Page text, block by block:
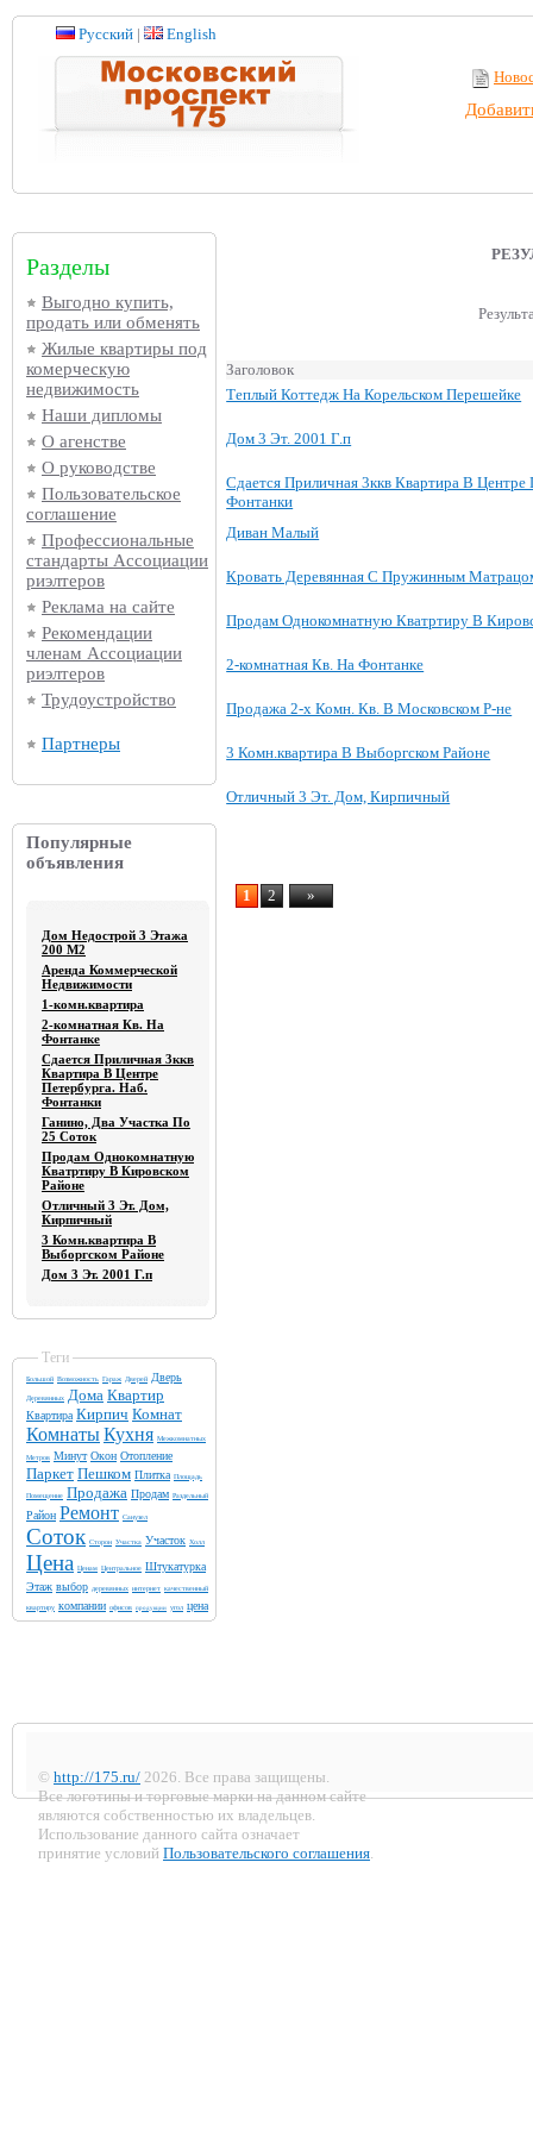
Русский | English
Разделы
Выгодно купить,
продать или обменять
Жилые квартиры под
комерческую
недвижимость
Наши дипломы
О агенстве
О руководстве
Пользовательское
соглашение
Профессиональные
стандарты Ассоциации
риэлтеров
Реклама на сайте
Рекомендации
членам Ассоциации
риэлтеров
Трудоустройство
Партнеры
Популярные
объявления
Дом Недострой 3 Этажа
200 М2
Аренда Коммерческой
Недвижимости
1-комн.квартира
2-комнатная Кв. На
Фонтанке
Сдается Приличная 3ккв
Квартира В Центре
Петербурга. Наб.
Фонтанки
Ганино, Два Участка По
25 Соток
Продам Однокомнатную
Кватртиру В Кировском
Районе
Отличный 3 Эт. Дом,
Кирпичный
3 Комн.квартира В
Выборгском Районе
Дом 3 Эт. 2001 Г.п
Теги
Большой Возможность Гараж Дверей Дверь
Деревянных Дома Квартир
Квартира Кирпич Комнат
КомнатыКухня Межкомнатных
Метров Минут Окон Отопление
Паркет Пешком Плитка Площадь
Помещение Продажа Продам Раздельный
Район Ремонт Санузел
Соток Сторон Участка Участок Холл
Цена Ценам Центральное Штукатурка
Этаж выбор деревянных интернет качественный
квартиру компании офисов продукции угол цена
Заголовок
Теплый Коттедж На Корельском Перешейке
Дом 3 Эт. 2001 Г.п
Сдается Приличная 3ккв Квартира В Центре
Фонтанки
Диван Малый
Кровать Деревянная С Пружинным
Продам Однокомнатную Кватртиру В
2-комнатная Кв. На Фонтанке
Продажа 2-х Комн. Кв. В Московском Р-не
3 Комн.квартира В Выборгском Районе
Отличный 3 Эт. Дом, Кирпичный
1 2 »
© http://175.ru/ 2026. Все права защищены.
Все логотипы и торговые марки на данном сайте
являются собственностью их владельцев.
Использование данного сайта означает
принятие условий Пользовательского соглашения.